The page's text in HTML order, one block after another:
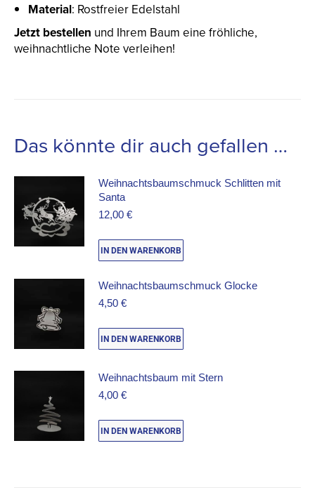
Material: Rostfreier Edelstahl
Jetzt bestellen und Ihrem Baum eine fröhliche,
weihnachtliche Note verleihen!
Das könnte dir auch gefallen …
Weihnachtsbaumschmuck Schlitten mit
Santa
12,00 €
IN DEN WARENKORB
Weihnachtsbaumschmuck Glocke
4,50 €
IN DEN WARENKORB
Weihnachtsbaum mit Stern
4,00 €
IN DEN WARENKORB